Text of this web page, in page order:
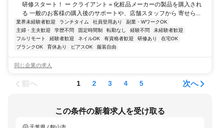
研修スタート！ ー クライアント＝化粧品メーカーの製品を購入され
る 一般のお客様の購入後のサポートや、店舗スタッフから 寄せら...
業界未経験者歓迎 ランチタイム 社員登用あり
副業・WワークOK
主婦・主夫歓迎
学歴不問 固定時間制 転勤なし 経験不問
未経験者歓迎
フルリモート
経験者歓迎 ネイルOK 有資格者歓迎 研修あり
在宅OK
ブランクOK
育休あり ピアスOK 服装自由
同じ企業の求人
前へ 1 2 3 4 5 次へ
この条件の新着求人を受け取る